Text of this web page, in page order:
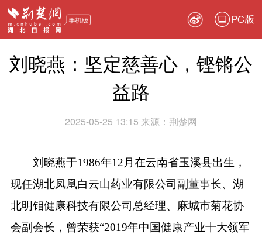
PC版
刘晓燕：坚定慈善心，铿锵公
益路
2025-05-25 13:15 来源： 荆楚网
刘晓燕于1986年12月在云南省玉溪县出生，
现任湖北凤凰白云山药业有限公司副董事长、湖
北明钼健康科技有限公司总经理、麻城市菊花协
会副会长，曾荣获“2019年中国健康产业十大领军